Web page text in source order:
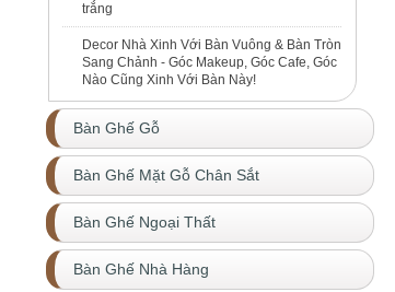
trắng
Decor Nhà Xinh Với Bàn Vuông & Bàn Tròn
Sang Chảnh - Góc Makeup, Góc Cafe, Góc
Nào Cũng Xinh Với Bàn Này!
Bàn Ghế Gỗ
Bàn Ghế Mặt Gỗ Chân Sắt
Bàn Ghế Ngoại Thất
Bàn Ghế Nhà Hàng